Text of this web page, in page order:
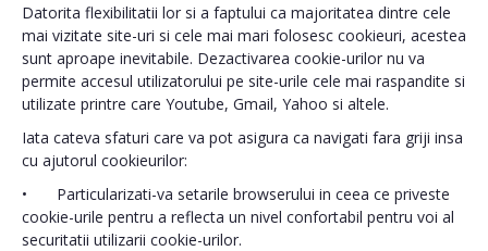
Datorita flexibilitatii lor si a faptului ca majoritatea dintre cele
mai vizitate site-uri si cele mai mari folosesc cookieuri, acestea
sunt aproape inevitabile. Dezactivarea cookie-urilor nu va
permite accesul utilizatorului pe site-urile cele mai raspandite si
utilizate printre care Youtube, Gmail, Yahoo si altele.
Iata cateva sfaturi care va pot asigura ca navigati fara griji insa
cu ajutorul cookieurilor:
•
Particularizati-va setarile browserului in ceea ce priveste
cookie-urile pentru a reflecta un nivel confortabil pentru voi al
securitatii utilizarii cookie-urilor.